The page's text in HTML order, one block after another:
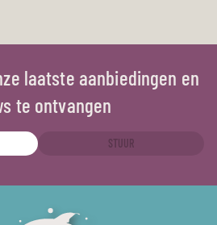
laatste aanbiedingen en
te ontvangen
STUUR